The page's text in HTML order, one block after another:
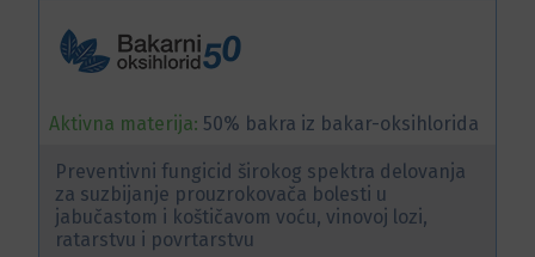
Aktivna materija: 50% bakra iz bakar-oksihlorida
Preventivni fungicid širokog spektra delovanja
za suzbijanje prouzrokovača bolesti u
jabučastom i koštičavom voću, vinovoj lozi,
ratarstvu i povrtarstvu